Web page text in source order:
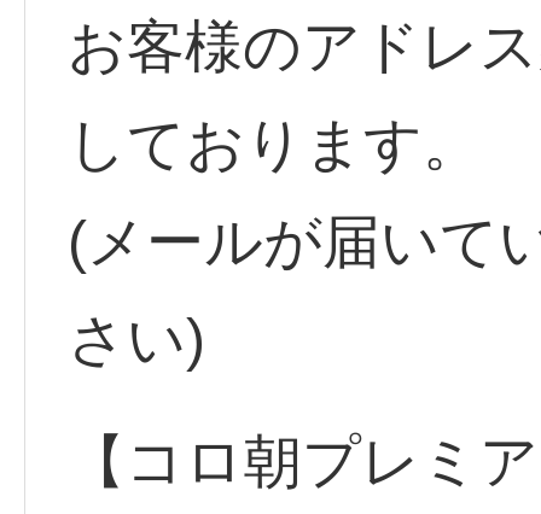
お客様のアドレ
しております。
(メールが届いて
さい)
【コロ朝プレミ